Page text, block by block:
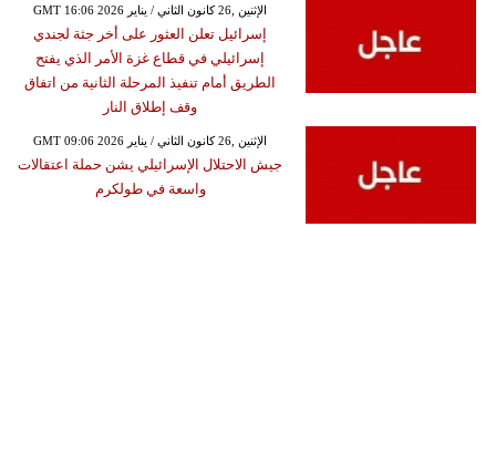
GMT 16:06 2026 الإثنين ,26 كانون الثاني / يناير
إسرائيل تعلن العثور على أخر جثة لجندي
إسرائيلي في قطاع غزة الأمر الذي يفتح
الطريق أمام تنفيذ المرحلة الثانية من اتفاق
وقف إطلاق النار
GMT 09:06 2026 الإثنين ,26 كانون الثاني / يناير
جيش الاحتلال الإسرائيلي يشن حملة اعتقالات
واسعة في طولكرم